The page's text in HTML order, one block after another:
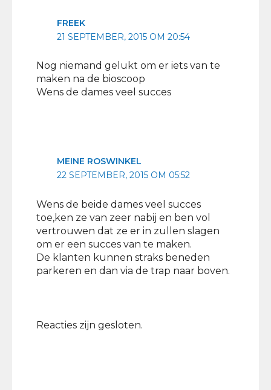
FREEK
21 SEPTEMBER, 2015 OM 20:54
Nog niemand gelukt om er iets van te
maken na de bioscoop
Wens de dames veel succes
MEINE ROSWINKEL
22 SEPTEMBER, 2015 OM 05:52
Wens de beide dames veel succes
toe,ken ze van zeer nabij en ben vol
vertrouwen dat ze er in zullen slagen
om er een succes van te maken.
De klanten kunnen straks beneden
parkeren en dan via de trap naar boven.
Reacties zijn gesloten.